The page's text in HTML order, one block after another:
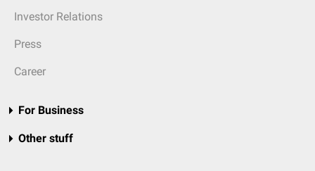
Investor Relations
Press
Career
For Business
Other stuff